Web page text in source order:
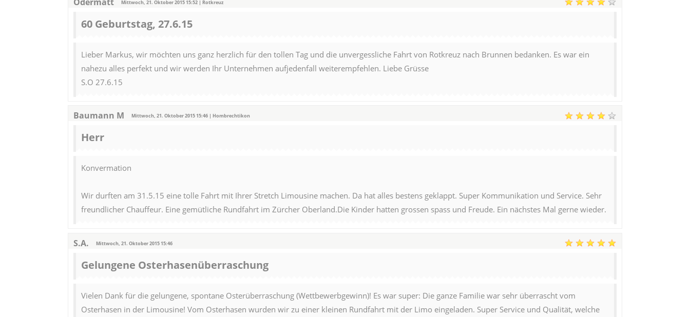
Mittwoch, 21. Oktober 2015 15:52 | Rotkreuz
60 Geburtstag, 27.6.15
Lieber Markus, wir möchten uns ganz herzlich für den tollen Tag und die unvergessliche Fahrt von Rotkreuz nach Brunnen bedanken. Es war ein
nahezu alles perfekt und wir werden Ihr Unternehmen aufjedenfall weiterempfehlen. Liebe Grüsse
S.O 27.6.15
Baumann M Mittwoch, 21. Oktober 2015 15:46 | Hombrechtikon
Herr
Konvermation
Wir durften am 31.5.15 eine tolle Fahrt mit Ihrer Stretch Limousine machen. Da hat alles bestens geklappt. Super Kommunikation und Service. Sehr
freundlicher Chauffeur. Eine gemütliche Rundfahrt im Zürcher Oberland.Die Kinder hatten grossen spass und Freude. Ein nächstes Mal gerne wieder.
S.A. Mittwoch, 21. Oktober 2015 15:46
Gelungene Osterhasenüberraschung
Vielen Dank für die gelungene, spontane Osterüberraschung (Wettbewerbgewinn)! Es war super: Die ganze Familie war sehr überrascht vom
Osterhasen in der Limousine! Vom Osterhasen wurden wir zu einer kleinen Rundfahrt mit der Limo eingeladen. Super Service und Qualität, welche